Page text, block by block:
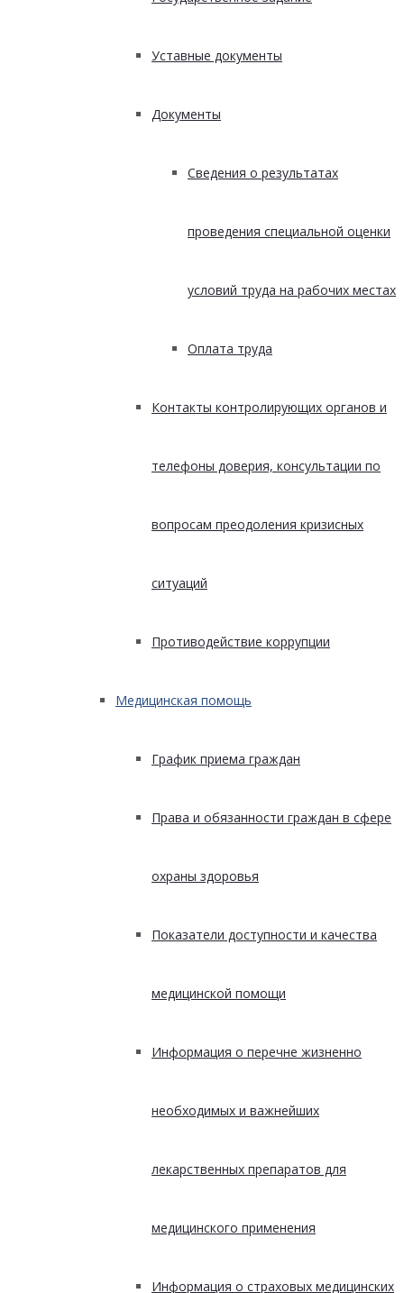
Уставные документы
Документы
Сведения о результатах
проведения специальной оценки
условий труда на рабочих местах
Оплата труда
Контакты контролирующих органов и
телефоны доверия, консультации по
вопросам преодоления кризисных
ситуаций
Противодействие коррупции
Медицинская помощь
График приема граждан
Права и обязанности граждан в сфере
охраны здоровья
Показатели доступности и качества
медицинской помощи
Информация о перечне жизненно
необходимых и важнейших
лекарственных препаратов для
медицинского применения
Информация о страховых медицинских